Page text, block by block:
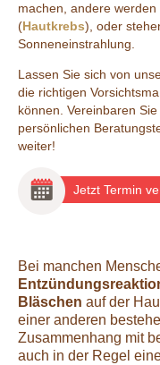
machen, andere
(Hautkrebs), oder
Sonneneinstrahlung.
Lassen Sie sich von
die richtigen
können. Vereinbaren
persönlichen
weiter!
Jetzt Termin
Bei manchen
Bläschen auf der
einer anderen
Zusammenhang mit
auch in der Regel